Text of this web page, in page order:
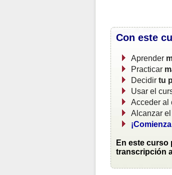
Con este
Aprender
Practicar
Decidir tu
Usar el
Acceder al
Alcanzar el
En este
transcripción